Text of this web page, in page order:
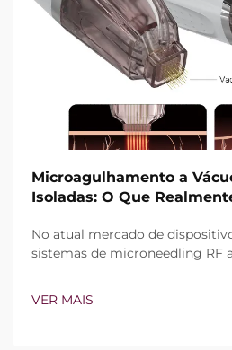
Microagulhamento a
Isoladas: O Que
No atual mercado de
sistemas de microneedling RF
recursos existem, mas sim
VER MAIS